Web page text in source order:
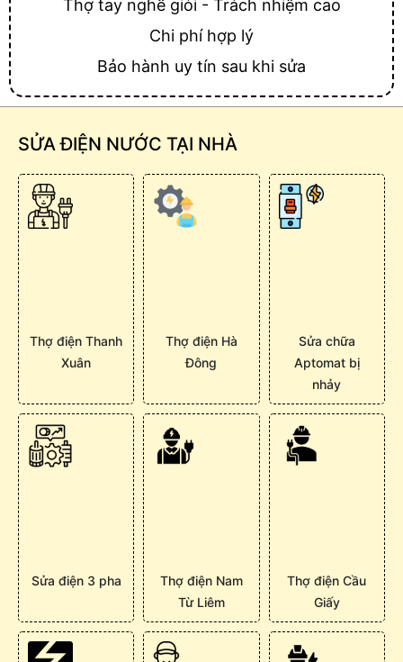
Thợ tay nghề giỏi - Trách nhiệm cao
Chi phí hợp lý
Bảo hành uy tín sau khi sửa
SỬA ĐIỆN NƯỚC TẠI NHÀ
Thợ điện Thanh
Xuân
Thợ điện Hà
Đông
Sửa chữa
Aptomat bị
nhảy
Sửa điện 3 pha
Thợ điện Nam
Từ Liêm
Thợ điện Cầu
Giấy